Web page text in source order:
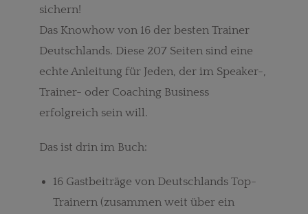
sichern!
Das Knowhow von 16 der besten Trainer
Deutschlands. Diese 207 Seiten sind eine
echte Anleitung für Jeden, der im Speaker-,
Trainer- oder Coaching Business
erfolgreich sein will.
Das ist drin im Buch:
16 Gastbeiträge von Deutschlands Top-
Trainern (zusammen weit über ein